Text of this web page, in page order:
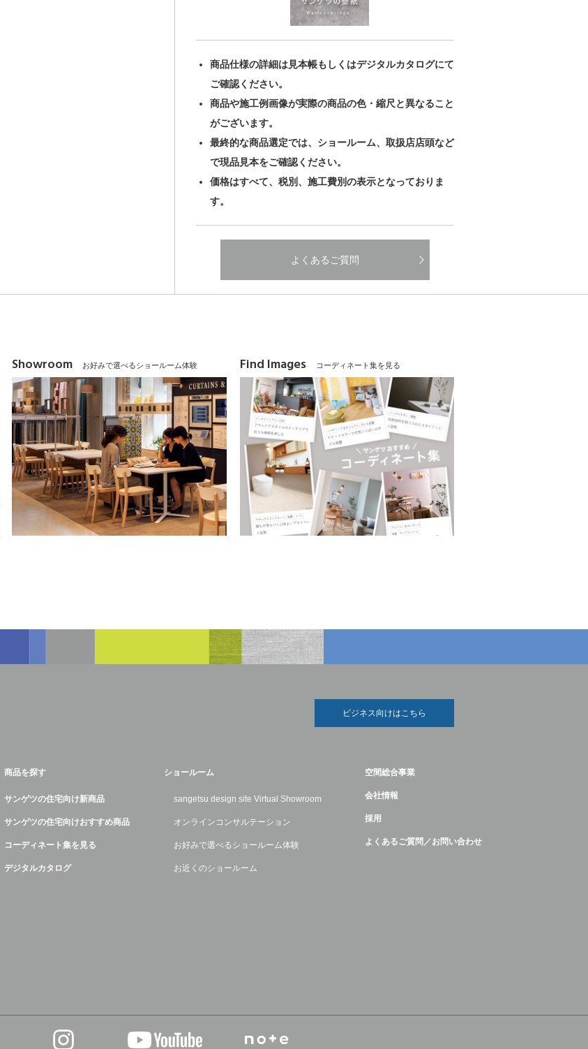
商品仕様の詳細は見本帳もしくはデジタルカタログにて
ご確認ください。
商品や施工例画像が実際の商品の色・縮尺と異なること
がございます。
最終的な商品選定では、ショールーム、取扱店店頭など
で現品見本をご確認ください。
価格はすべて、税別、施工費別の表示となっておりま
す。
よくあるご質問
Showroom お好みで選べるショールーム体験 Find Images コーディネート集を見る
ビジネス向けはこちら
商品を探す
サンゲツの住宅向け新商品
サンゲツの住宅向けおすすめ商品
コーディネート集を見る
デジタルカタログ
ショールーム
sangetsu design site Virtual Showroom
オンラインコンサルテーション
お好みで選べるショールーム体験
お近くのショールーム
空間総合事業
会社情報
採用
よくあるご質問／お問い合わせ